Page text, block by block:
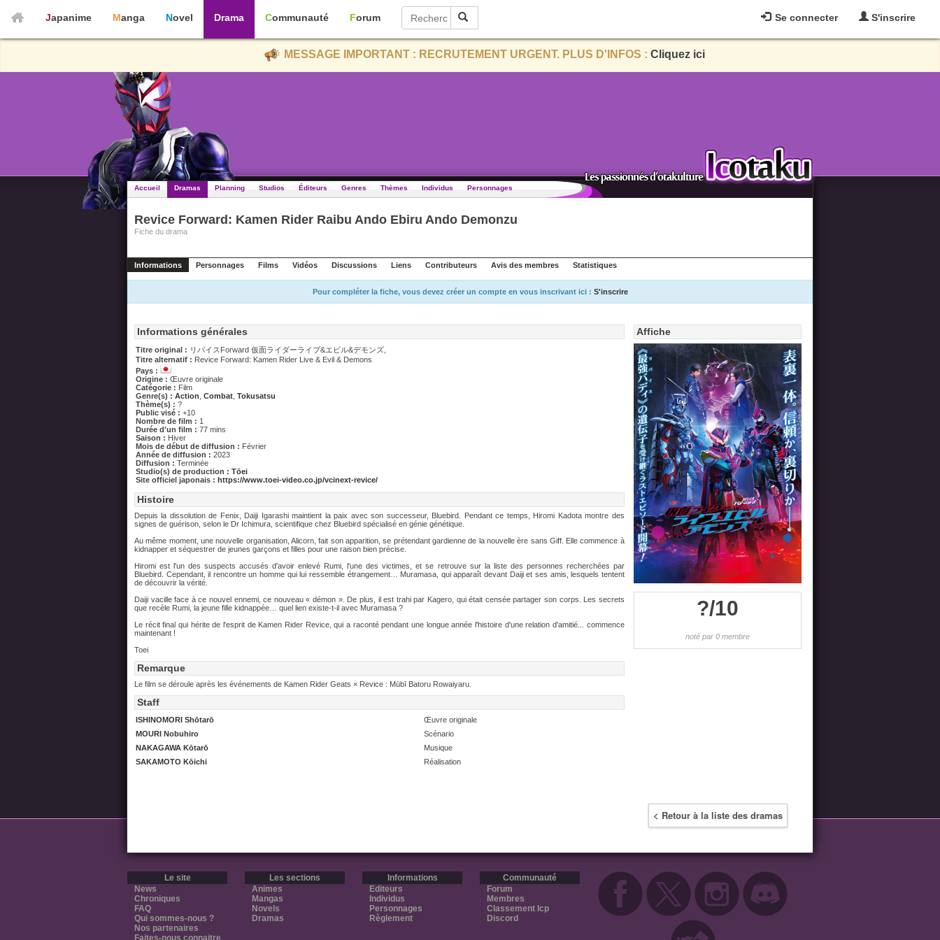
Se connecter S'inscrire
Japanime Manga Novel Drama Communauté Forum
MESSAGE IMPORTANT : RECRUTEMENT URGENT. PLUS D'INFOS : Cliquez ici
Accueil Dramas Planning Studios Éditeurs Genres Thèmes Individus Personnages
Revice Forward: Kamen Rider Raibu Ando Ebiru Ando Demonzu
Fiche du drama
Informations Personnages Films Vidéos Discussions Liens Contributeurs Avis des membres Statistiques
Pour compléter la fiche, vous devez créer un compte en vous inscrivant ici : S'inscrire
Affiche
?/10
noté par 0 membre
Informations générales
Titre original : リバイスForward 仮面ライダーライブ&エビル&デモンズ,
Titre alternatif : Revice Forward: Kamen Rider Live & Evil & Demons
Pays :
Origine : Œuvre originale
Catégorie : Film
Genre(s) : Action Combat Tokusatsu
Thème(s) : ?
Public visé : +10
Nombre de film : 1
Durée d'un film : 77 mins
Saison : Hiver
Mois de début de diffusion : Février
Année de diffusion : 2023
Diffusion : Terminée
Studio(s) de production : Tōei
Site officiel japonais : https://www.toei-video.co.jp/vcinext-revice/
Histoire
Depuis la dissolution de Fenix, Daiji Igarashi maintient la paix avec son successeur, Bluebird. Pendant ce temps, Hiromi Kadota montre des
signes de guérison, selon le Dr Ichimura, scientifique chez Bluebird spécialisé en génie génétique.
Au même moment, une nouvelle organisation, Alicorn, fait son apparition, se prétendant gardienne de la nouvelle ère sans Giff. Elle commence à
kidnapper et séquestrer de jeunes garçons et filles pour une raison bien précise.
Hiromi est l'un des suspects accusés d'avoir enlevé Rumi, l'une des victimes, et se retrouve sur la liste des personnes recherchées par
Bluebird. Cependant, il rencontre un homme qui lui ressemble étrangement… Muramasa, qui apparaît devant Daiji et ses amis, lesquels tentent
de découvrir la vérité.
Daiji vacille face à ce nouvel ennemi, ce nouveau « démon ». De plus, il est trahi par Kagero, qui était censée partager son corps. Les secrets
que recèle Rumi, la jeune fille kidnappée… quel lien existe-t-il avec Muramasa ?
Le récit final qui hérite de l'esprit de Kamen Rider Revice, qui a raconté pendant une longue année l'histoire d'une relation d'amitié... commence
maintenant !
Toei
Remarque
Le film se déroule après les événements de Kamen Rider Geats × Revice : Mūbī Batoru Rowaiyaru.
Staff
ISHINOMORI Shōtarō
Œuvre originale
MOURI Nobuhiro
Scénario
NAKAGAWA Kōtarō
Musique
SAKAMOTO Kōichi
Réalisation
< Retour à la liste des dramas
Le site
News
Chroniques
FAQ
Qui sommes-nous ?
Nos partenaires
Faites-nous connaitre
Les sections
Animes
Mangas
Novels
Dramas
Informations
Editeurs
Individus
Personnages
Règlement
Communauté
Forum
Membres
Classement Icp
Discord